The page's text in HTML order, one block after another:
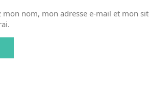
mon nom, mon adresse e-mail et mon